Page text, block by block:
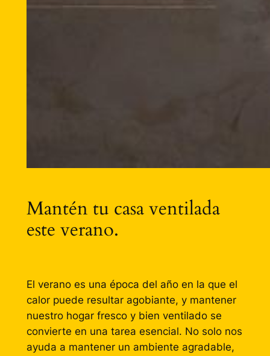
Mantén tu casa ventilada
este verano.
El verano es una época del año en la que el
calor puede resultar agobiante, y mantener
nuestro hogar fresco y bien ventilado se
convierte en una tarea esencial. No solo nos
ayuda a mantener un ambiente agradable,